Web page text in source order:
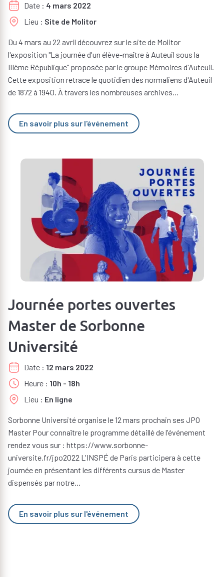
Date
4 mars 2022
Lieu
Site de Molitor
Du 4 mars au 22 avril découvrez sur le site de Molitor
l'exposition "La journée d'un élève-maître à Auteuil sous la
IIIème République" proposée par le groupe Mémoires d'Auteuil.
Cette exposition retrace le quotidien des normaliens d'Auteuil
de 1872 à 1940. À travers les nombreuses archives...
En savoir plus sur l'événement
Journée portes ouvertes
Master de Sorbonne
Université
Date
12 mars 2022
Heure
10h - 18h
Lieu
En ligne
Sorbonne Université organise le 12 mars prochain ses JPO
Master Pour connaître le programme détaillé de l'événement
rendez vous sur : https://www.sorbonne-
universite.fr/jpo2022 L'INSPÉ de Paris participera à cette
journée en présentant les différents cursus de Master
dispensés par notre...
En savoir plus sur l'événement